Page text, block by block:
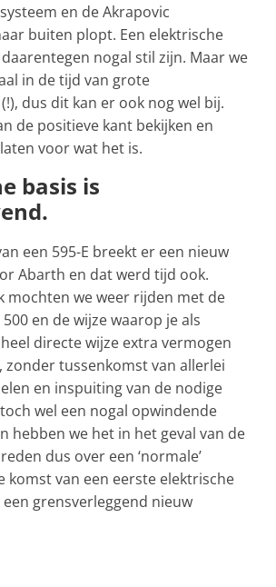
en de Akrapovic
buiten plopt. Een elektrische
nogal stil zijn. Maar we
in de tijd van grote
dus dit kan er ook nog wel bij.
de positieve kant bekijken en
voor wat het is.
basis is
een 595-E breekt er een nieuw
Abarth en dat werd tijd ook.
mochten we weer rijden met de
en de wijze waarop je als
directe wijze extra vermogen
zonder tussenkomst van allerlei
en inspuiting van de nodige
wel een nogal opwindende
hebben we het in het geval van de
dus over een ‘normale’
komst van een eerste elektrische
grensverleggend nieuw